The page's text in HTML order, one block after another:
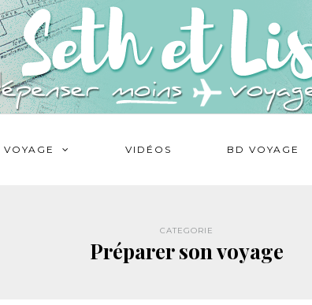
VIDÉOS BD VOYAGE
CATEGORIE
Préparer son voyage